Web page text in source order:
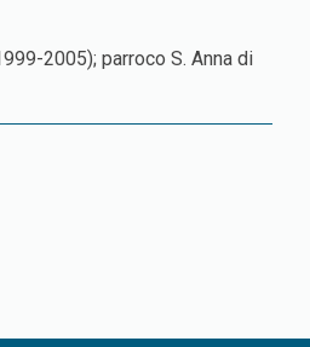
2005); parroco S. Anna di